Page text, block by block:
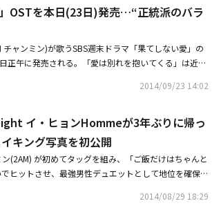
ユン・スンアとの仲の良い姿を公開した。ユン・ス
ムヨルと抱き合った写真を公開し、「初公演ならで
込みを掲載した。公開された写真の中でキム・ムヨル
、ユン・スンアはキム・ムヨルに抱きしめられて明る
ことを公開した二人は、キム・ムヨルが今年7月に軍
身のSNSを通じて公開的に応援のメッセージを送るな
父と祖父母が死去して周りを悲しませたイトゥクは除
フルアルバムの発売とワールドコンサート「SUPER
年で6回目を迎えた「SUPER SHOW」は9月20日と21
中国、台湾、タイなどで公演を続けている。イ・ヒョ
次いで発表しながら忙しく活動している。イ・ヒョ
HOMMEは、2011年の「男だから笑うよ」以来、3年
2名様に特別にプレゼントいたします。応募方法は簡
ーして下記の「Twitterで応募する」ボタンからツイ
直筆サイン入りミニアルバム 2名様 【応募方
Kstyle_news」をフォローしてください。Step2： 上
してください。 【応募期間】2014年9月24日(水) 1
・TwitterでKstyle公式Twitterアカウント(＠Kstyle_ne
はお選びいただけませんので、予めご了承くださ
カウントよりDM(ダイレクトメッセージ)にて当選の
関するDM/メンションでのご連絡は、平日10：00～1
)は、Kstyle(＠Kstyle_news)をフォローいただいてお
断いたしましたアカウントは、キャンペーン対象外と
OSTを本日(23日)発売…“正統派のバラ
ャンミン)が歌うSBS週末ドラマ「果てしない愛」の
正午に発売される。「愛は別れを抱いてくる」は近づ
ョルホ作曲家とプロデューサーのフェジャンニム(会
－伝説を歌う」にレギュラー出演している。
2014/09/23 14:02
イ・ヒョンHommeが3年ぶりに帰っ
キング写真を初公開
(2AM) が初めてタッグを組み、「ご飯だけはちゃんと
ヒットさせ、最強男性デュエットとして地位を確保し
公開！【インタビュー】2AM チャンミン＆8eight イ・
2014/08/29 18:29